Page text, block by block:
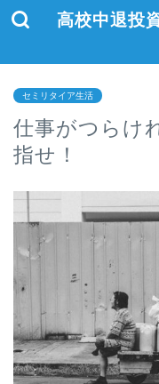
高校中退投
セミリタイア生活
仕事がつらけ
指せ！